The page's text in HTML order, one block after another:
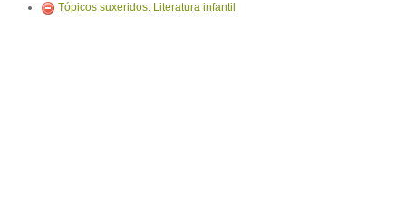
Tópicos suxeridos: Literatura infantil